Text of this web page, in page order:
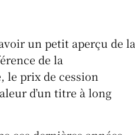
un petit aperçu de la
de la
prix de cession
d’un titre à long